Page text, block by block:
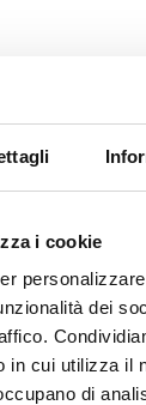
i cookie
dei
in cui utilizza il
di